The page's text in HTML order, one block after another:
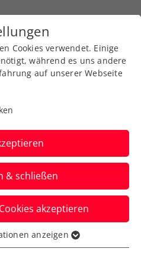
2025
heuer zum
in die Stadthalle
/ Redaktion, 26.10.2025
Cookies verwendet. Einige
während es uns andere
auf unserer Webseite
& schließen
akzeptieren
für grundlegende
anzeigen